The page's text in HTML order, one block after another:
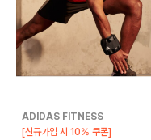
ADIDAS FITNESS
[신규가입 시 10% 쿠폰]